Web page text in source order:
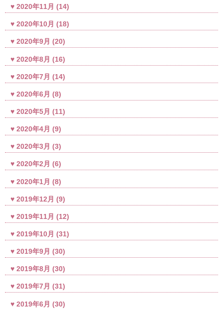
2020年11月 (14)
2020年10月 (18)
2020年9月 (20)
2020年8月 (16)
2020年7月 (14)
2020年6月 (8)
2020年5月 (11)
2020年4月 (9)
2020年3月 (3)
2020年2月 (6)
2020年1月 (8)
2019年12月 (9)
2019年11月 (12)
2019年10月 (31)
2019年9月 (30)
2019年8月 (30)
2019年7月 (31)
2019年6月 (30)